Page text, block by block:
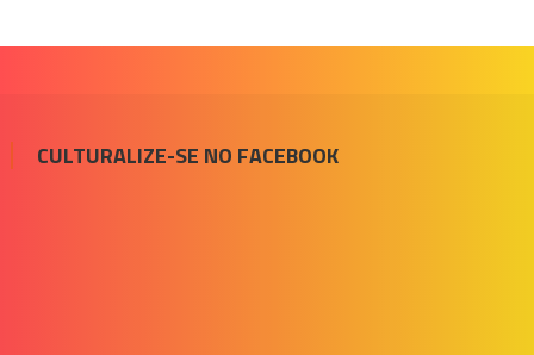
CULTURALIZE-SE NO FACEBOOK